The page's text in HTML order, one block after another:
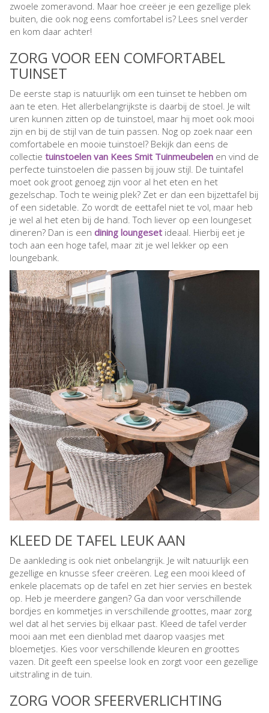
zwoele zomeravond. Maar hoe creëer je een gezellige plek
buiten, die ook nog eens comfortabel is? Lees snel verder
en kom daar achter!
ZORG VOOR EEN COMFORTABEL
TUINSET
De eerste stap is natuurlijk om een tuinset te hebben om
aan te eten. Het allerbelangrijkste is daarbij de stoel. Je wilt
uren kunnen zitten op de tuinstoel, maar hij moet ook mooi
zijn en bij de stijl van de tuin passen. Nog op zoek naar een
comfortabele en mooie tuinstoel? Bekijk dan eens de
collectie tuinstoelen van Kees Smit Tuinmeubelen en vind de
perfecte tuinstoelen die passen bij jouw stijl. De tuintafel
moet ook groot genoeg zijn voor al het eten en het
gezelschap. Toch te weinig plek? Zet er dan een bijzettafel bij
of een sidetable. Zo wordt de eettafel niet te vol, maar heb
je wel al het eten bij de hand. Toch liever op een loungeset
dineren? Dan is een dining loungeset ideaal. Hierbij eet je
toch aan een hoge tafel, maar zit je wel lekker op een
loungebank.
KLEED DE TAFEL LEUK AAN
De aankleding is ook niet onbelangrijk. Je wilt natuurlijk een
gezellige en knusse sfeer creëren. Leg een mooi kleed of
enkele placemats op de tafel en zet hier servies en bestek
op. Heb je meerdere gangen? Ga dan voor verschillende
bordjes en kommetjes in verschillende groottes, maar zorg
wel dat al het servies bij elkaar past. Kleed de tafel verder
mooi aan met een dienblad met daarop vaasjes met
bloemetjes. Kies voor verschillende kleuren en groottes
vazen. Dit geeft een speelse look en zorgt voor een gezellige
uitstraling in de tuin.
ZORG VOOR SFEERVERLICHTING